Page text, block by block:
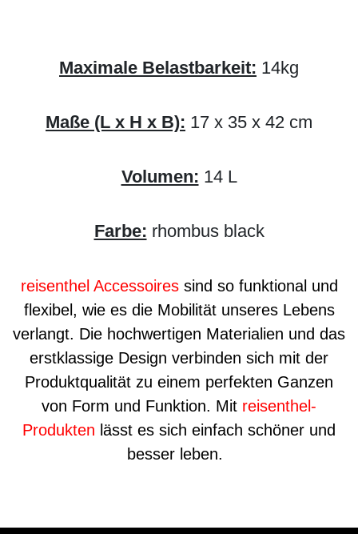
Maximale Belastbarkeit: 14kg
Maße (L x H x B): 17 x 35 x 42 cm
Volumen: 14 L
Farbe: rhombus black
reisenthel Accessoiressind so funktional und
flexibel, wie es die Mobilität unseres Lebens
verlangt. Die hochwertigen Materialien und das
erstklassige Design verbinden sich mit der
Produktqualität zu einem perfekten Ganzen
von Form und Funktion. Mit reisenthel-
Produkten lässt es sich einfach schöner und
besser leben.